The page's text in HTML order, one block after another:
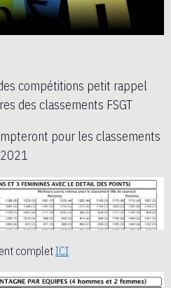
compétitions petit rappel
des classements FSGT
pour les classements
2021
completICI